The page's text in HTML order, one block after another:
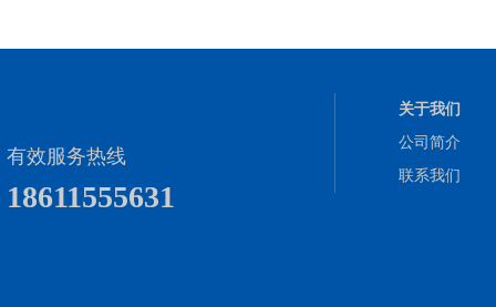
有效服务热线
18611555631
关于我们
公司简介
联系我们